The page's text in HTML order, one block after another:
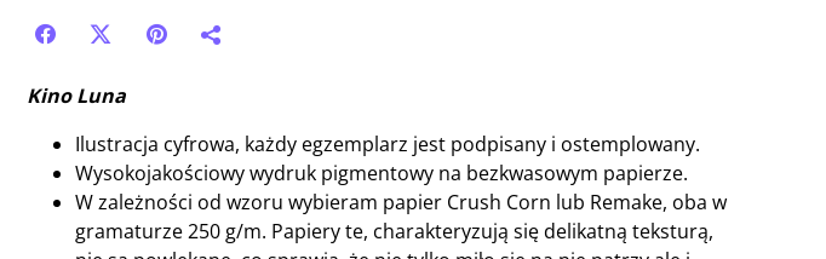
Kino Luna
Ilustracja cyfrowa, każdy egzemplarz jest podpisany i ostemplowany.
Wysokojakościowy wydruk pigmentowy na bezkwasowym papierze.
W zależności od wzoru wybieram papier Crush Corn lub Remake, oba w
gramaturze 250 g/m. Papiery te, charakteryzują się delikatną teksturą,